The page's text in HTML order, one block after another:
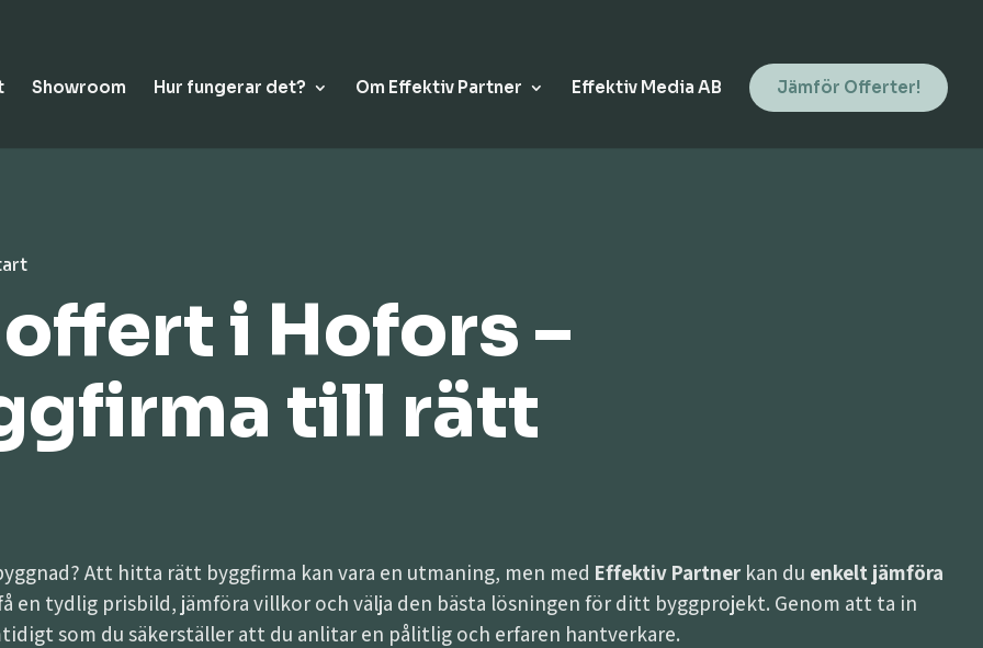
Showroom Hur fungerar det? Om Effektiv Partner Effektiv Media AB Jämför Offerter!
i Hofors –
till rätt
Att hitta rätt byggfirma kan vara en utmaning, men med Effektiv Partner kan du enkelt jämföra
en tydlig prisbild, jämföra villkor och välja den bästa lösningen för ditt byggprojekt. Genom att ta in
som du säkerställer att du anlitar en pålitlig och erfaren hantverkare.